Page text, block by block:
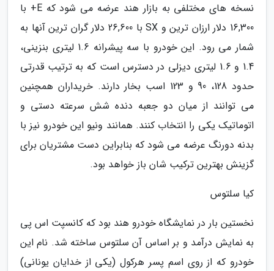
نسخه های مختلفی به بازار هند عرضه می شود که E+ با
16,300 دلار ارزان ترین و SX با 26,600 دلار گران ترین آنها به
شمار می رود. این خودرو با سه پیشرانه 1.6 لیتری بنزینی،
1.4 و 1.6 لیتری دیزلی در دسترس است که به ترتیب قدرتی
حدود 128، 90 و 123 اسب بخار دارند. خریداران همچنین
می توانند از میان دو جعبه دنده شش سرعته دستی و
اتوماتیک یکی را انتخاب کنند. همانند ونیو این خودرو نیز با
بدنه دورنگ عرضه می شود که بنابراین دست مشتریان برای
گزینش بهترین ترکیب شان باز خواهد بود.
کیا سلتوس
نخستین بار در نمایشگاه خودرو هند بود که کانسپت اس پی
به نمایش درآمد و بر اساس آن سلتوس ساخته شد. نام این
خودرو که از روی اسم پسر هرکول (یکی از خدایان یونانی)